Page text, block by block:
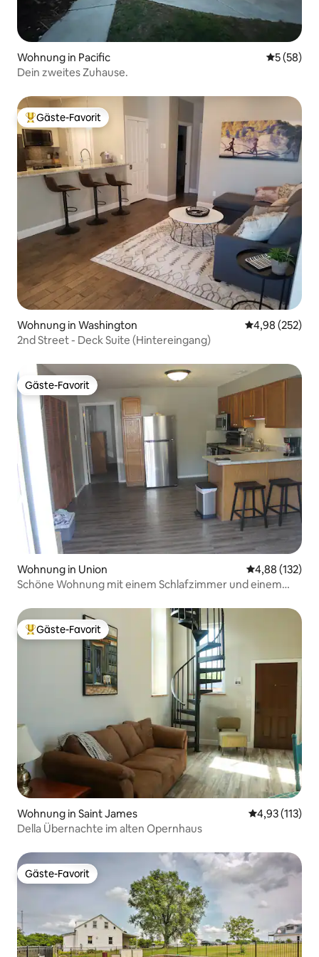
Wohnung in Pacific
5 (58)
Dein zweites Zuhause.
Beliebter Gäste-Favorit.
Gäste-Favorit
Wohnung in Washington
4,98 (252)
2nd Street - Deck Suite (Hintereingang)
Gäste-Favorit
Gäste-Favorit
Wohnung in Union
4,88 (132)
Schöne Wohnung mit einem Schlafzimmer und einem
Beliebter Gäste-Favorit.
Gäste-Favorit
Wohnung in Saint James
4,93 (113)
Della Übernachte im alten Opernhaus
Gäste-Favorit
Gäste-Favorit